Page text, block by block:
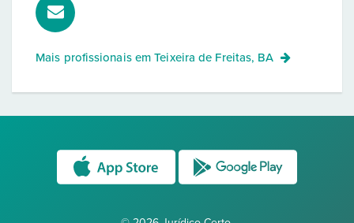
Mais profissionais emTeixeira de Freitas, BA